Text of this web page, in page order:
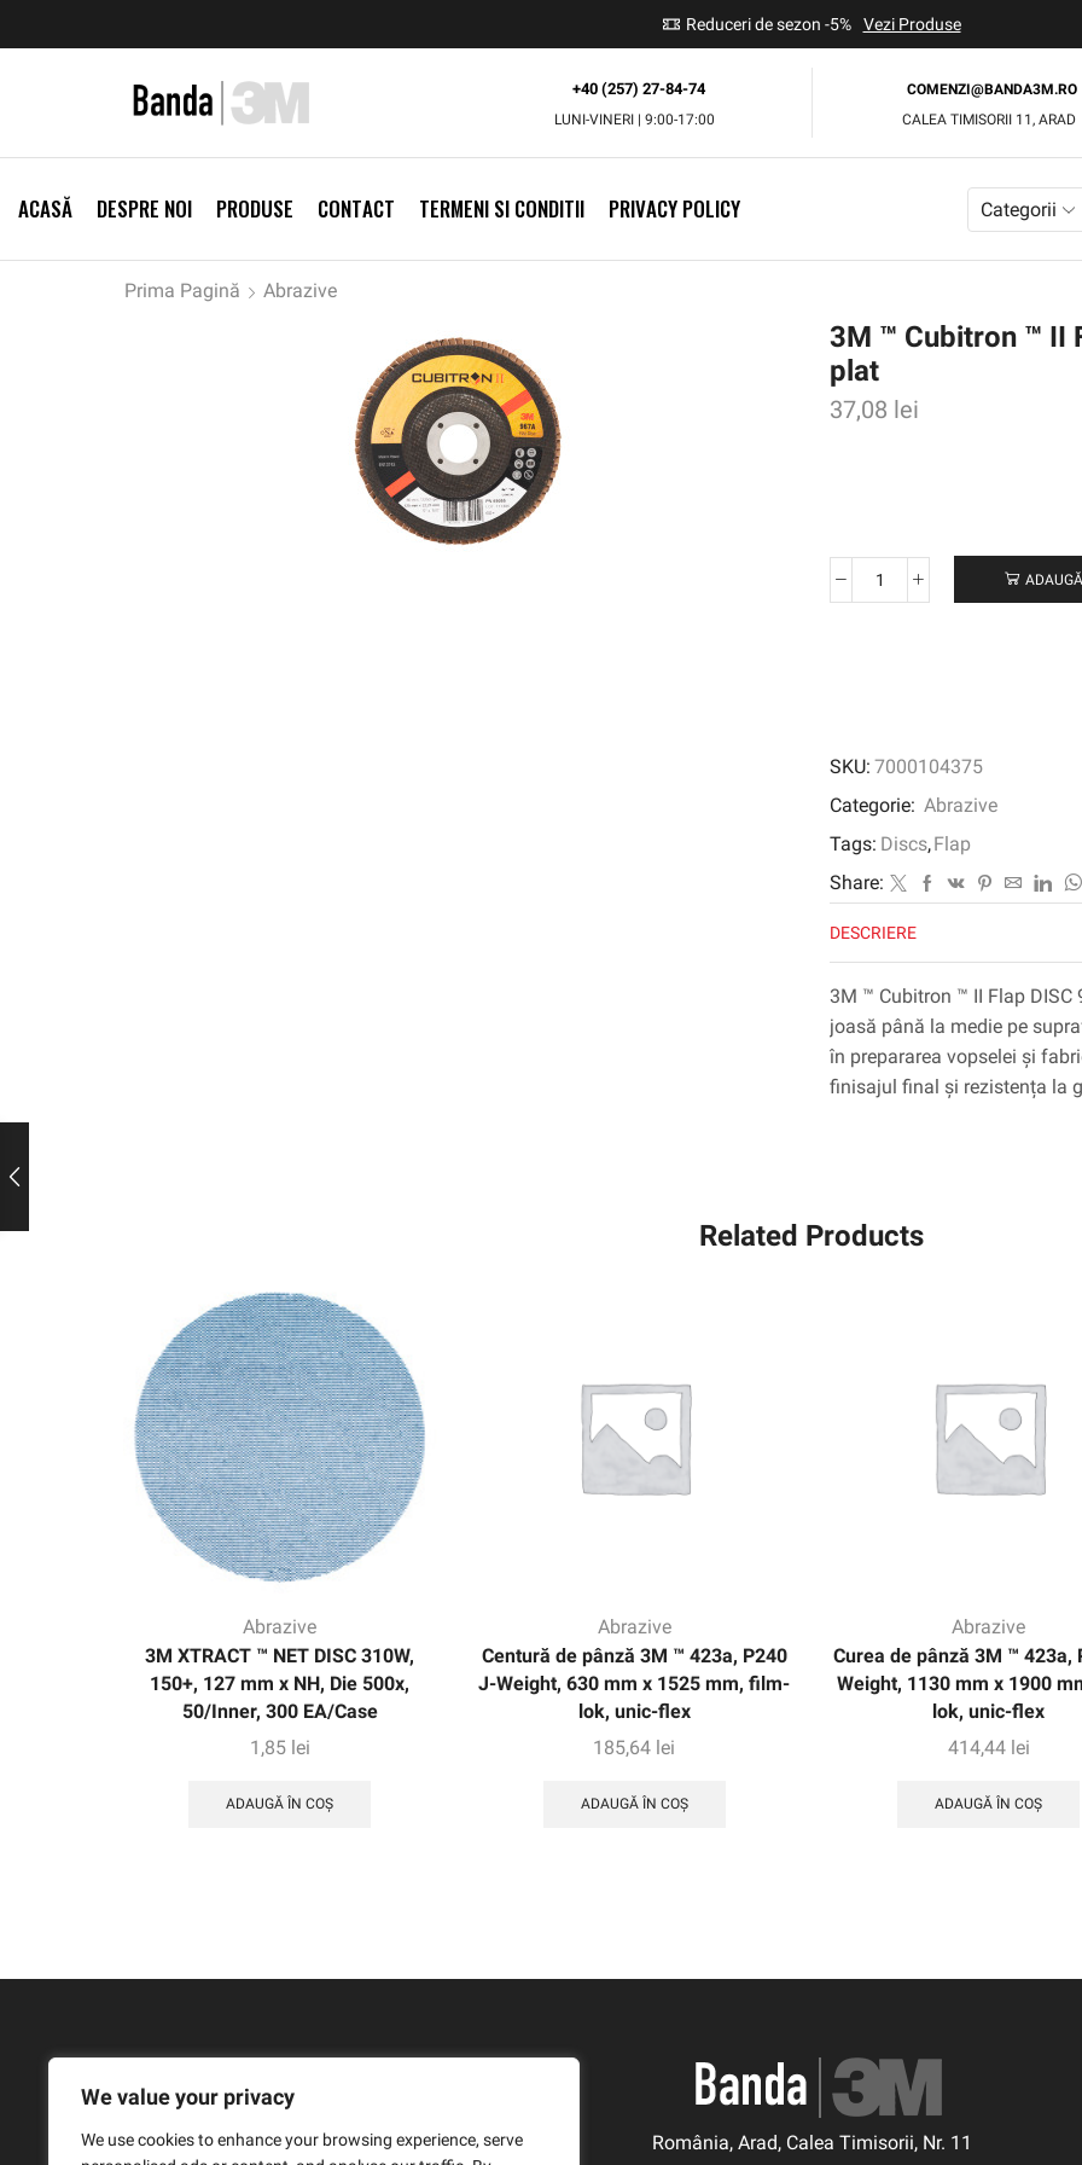
We value your privacy
We use cookies to enhance your browsing experience, serve
Reduceri de sezon -5% Vezi Produse
+40 (257) 27-84-74
LUNI-VINERI | 9:00-17:00
COMENZI@BANDA3M.RO
CALEA TIMISORII 11, ARAD
ACASĂ DESPRE NOI PRODUSE CONTACT TERMENI SI CONDITII PRIVACY POLICY Categorii
Prima Pagină Abrazive
3M ™ Cubitron ™ II
plat
37,08 lei
Cantitate
Disc
967a,
mm,
60+,
plat
SKU: 7000104375
Categorie: Abrazive
Tags: Discs,Flap
Share:
DESCRIERE
3M ™ Cubitron ™ II Flap
joasă până la medie pe
în prepararea vopselei și
finisajul final și rezistența la
Related Products
Abrazive
3M XTRACT ™ NET DISC 310W,
150+, 127 mm x NH, Die 500x,
50/Inner, 300 EA/Case
1,85 lei
ADAUGĂ ÎN COȘ
Abrazive
Centură de pânză 3M ™ 423a, P240
J-Weight, 630 mm x 1525 mm, film-
lok, unic-flex
185,64 lei
ADAUGĂ ÎN COȘ
Abrazive
Curea de pânză 3M ™ 423a,
Weight, 1130 mm x 1900
lok, unic-flex
414,44 lei
ADAUGĂ ÎN COȘ
România, Arad, Calea Timisorii, Nr. 11